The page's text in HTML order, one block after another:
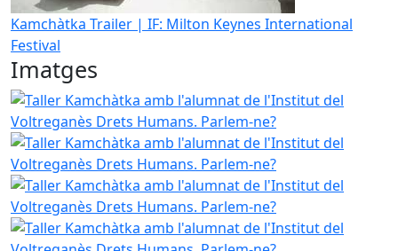
Kamchàtka Trailer | IF: Milton Keynes International
Festival
Imatges
Taller Kamchàtka amb l'alumnat de l'Institut del
Taller Kamchàtka amb l'alumnat de l'Institut del
Taller Kamchàtka amb l'alumnat de l'Institut del
Taller Kamchàtka amb l'alumnat de l'Institut del